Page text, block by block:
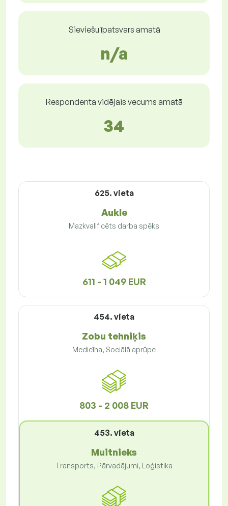
Sieviešu īpatsvars amatā
n/a
Respondenta vidējais vecums amatā
34
625. vieta
Aukle
Mazkvalificēts darba spēks
611 - 1 049 EUR
454. vieta
Zobu tehniķis
Medicīna, Sociālā aprūpe
803 - 2 008 EUR
453. vieta
Muitnieks
Transports, Pārvadājumi, Loģistika